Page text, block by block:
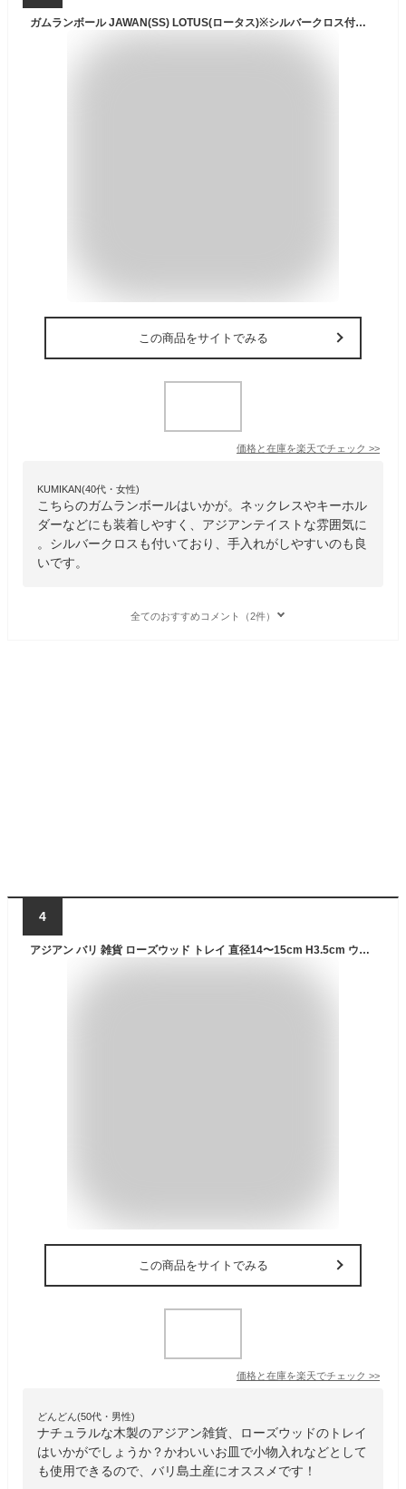
ガムランボール JAWAN(SS) LOTUS(ロータス)※シルバークロス付き 【 ストラップ ネックレス キーホルダージャワン バリ 雑貨 バリ島 お土産 正規品 】《メール便対応可》
この商品をサイトでみる
価格と在庫を楽天でチェック >>
KUMIKAN(40代・女性)
こちらのガムランボールはいかが。ネックレスやキーホル
ダーなどにも装着しやすく、アジアンテイストな雰囲気に
。シルバークロスも付いており、手入れがしやすいのも良
いです。
全てのおすすめコメント（2件）
4
アジアン バリ 雑貨 ローズウッド トレイ 直径14〜15cm H3.5cm ウッド 木製 ソノクリンウッド 小物 アクセサリー 木 紫檀 ミニ かわいい ラウンド 丸 小さい トレー ボウル 鍵置き 玄関 キッチン ディスプレイ お皿 バリ島 お土産 お洒落 木製 トレー おしゃれ WOO-0466-L
この商品をサイトでみる
価格と在庫を楽天でチェック >>
どんどん(50代・男性)
ナチュラルな木製のアジアン雑貨、ローズウッドのトレイ
はいかがでしょうか？かわいいお皿で小物入れなどとして
も使用できるので、バリ島土産にオススメです！